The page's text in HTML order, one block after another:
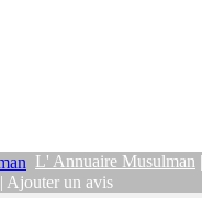
L' Annuaire Musulman
| Ajouter un avis